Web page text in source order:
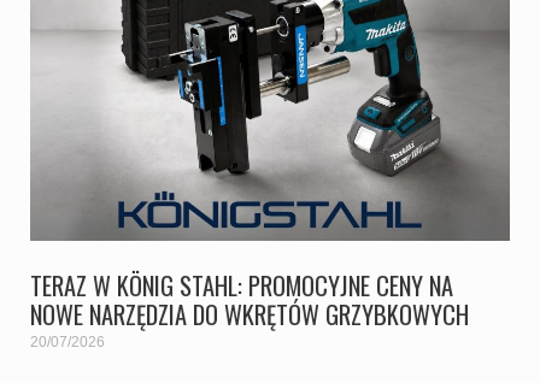
TERAZ W KÖNIG STAHL: PROMOCYJNE CENY NA
NOWE NARZĘDZIA DO WKRĘTÓW GRZYBKOWYCH
20/07/2026